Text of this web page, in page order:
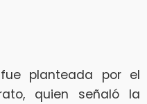
planteada por el
quien señaló la